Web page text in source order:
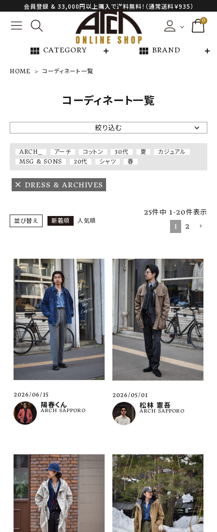
会員登録 & 33,000円以上購入で送料無料！（通常送料￥935）
0
view_module CATEGORY view_module BRAND
NEW ARRIVAL
ARCH EXCLUSIVE
BRAND
CATEGORY
SHOP
ご利用ガイド
プライバシーポリシー
特定商取引法について
お問い合わせ
OFFICIAL WEB SITE
ACCOUNT MENU
meeting_room ログイン 会員登録
HOME コーディネート一覧
コーディネート一覧
絞り込む
ARCH_ アーチ コットン 30代 夏
カジュアル
MSG & SONS
20代 シャツ 春
DRESS & ARCHIVES
並び替え 新着順 人気順
25件中 1-20件表示
1
2
2026/06/15
陽春くん
ARCH SAPPORO
2026/05/01
松林 憲吾
ARCH SAPPORO